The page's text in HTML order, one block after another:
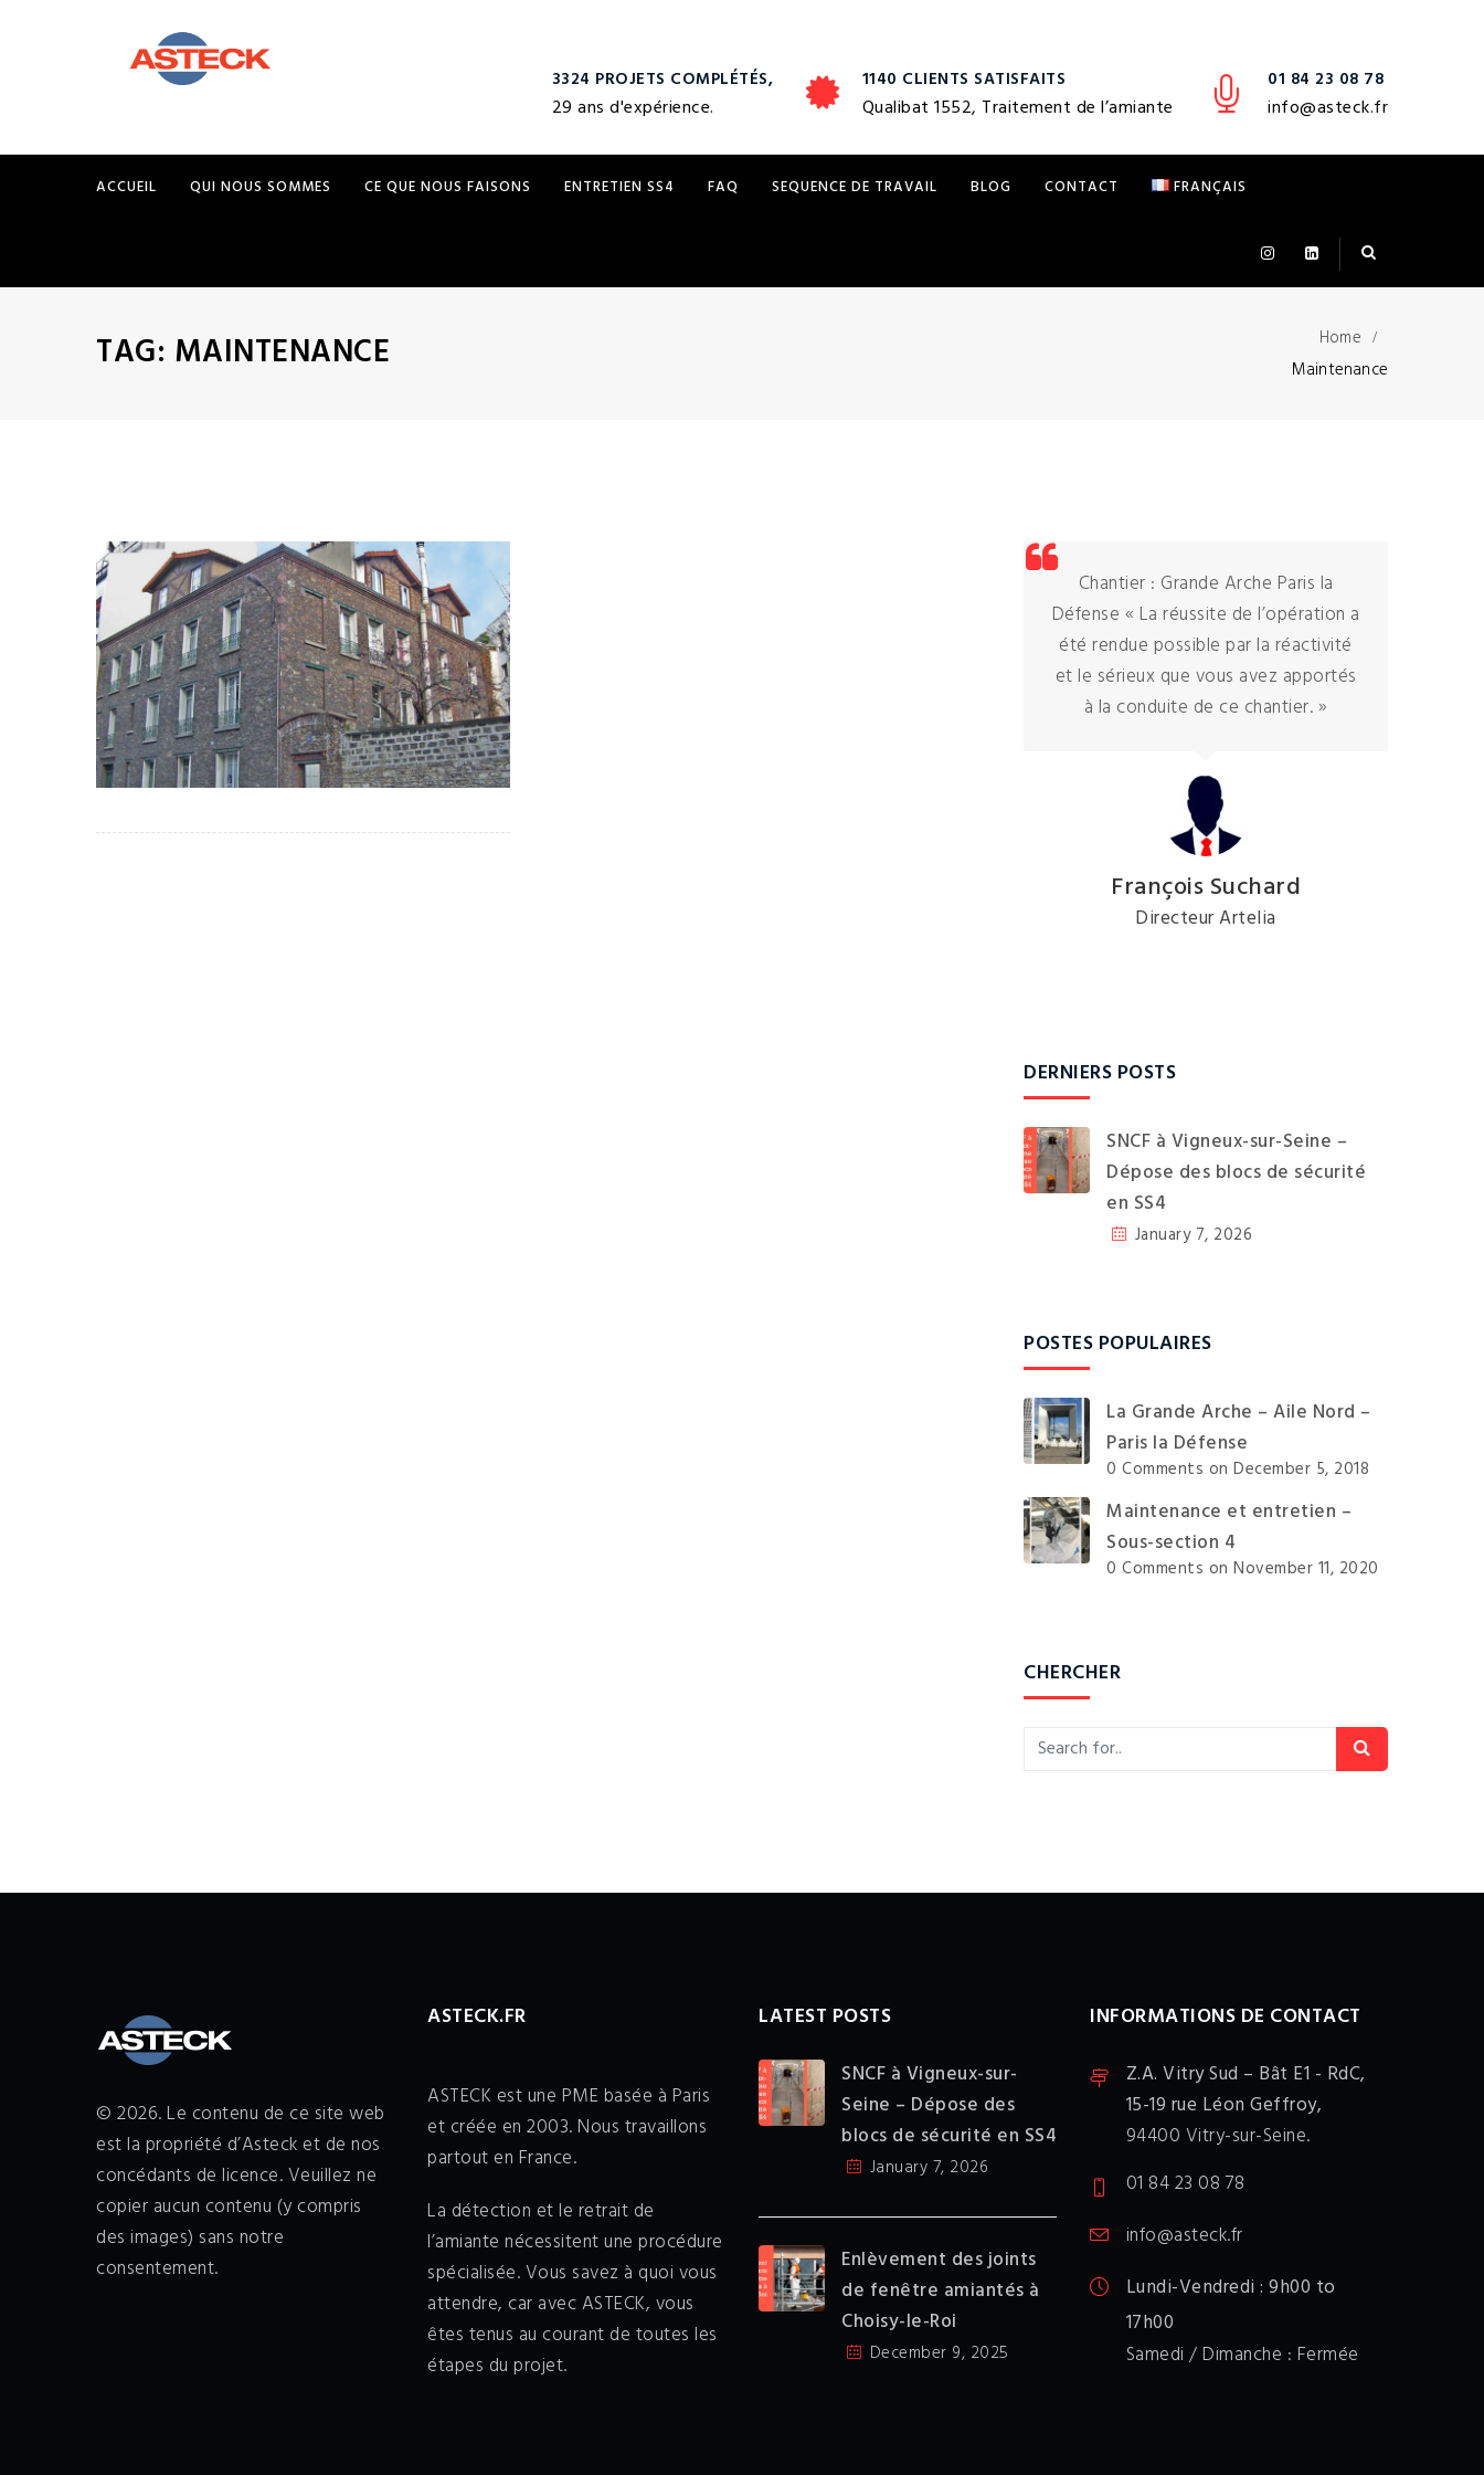
3324 PROJETS COMPLÉTÉS,
29 ans d'expérience.
1140 CLIENTS SATISFAITS
Qualibat 1552, Traitement de l’amiante
01 84 23 08 78
info@asteck.fr
ACCUEIL QUI NOUS SOMMES CE QUE NOUS FAISONS ENTRETIEN SS4 FAQ SEQUENCE DE TRAVAIL BLOG CONTACT FRANÇAIS
TAG: MAINTENANCE
Home
Maintenance
Hugo et son équipe étaient polis et
courtois. Les délais ont été
respectés. Rien à redire sur la
propreté, c’était impeccable chaque
soir quand je rentrai du travail. Du
professionnalisme, je recommande
vivement !!
Chantier : Grande Arche Paris la
Défense « La réussite de l’opération a
été rendue possible par la réactivité
et le sérieux que vous avez apportés
à la conduite de ce chantier. »
François Suchard
Directeur Artelia
DERNIERS POSTS
SNCF à Vigneux-sur-Seine –
Dépose des blocs de sécurité
en SS4
January 7, 2026
POSTES POPULAIRES
La Grande Arche – Aile Nord –
Paris la Défense
0 Comments on December 5, 2018
Maintenance et entretien –
Sous-section 4
0 Comments on November 11, 2020
CHERCHER
© 2026. Le contenu de ce site web
est la propriété d’Asteck et de nos
concédants de licence. Veuillez ne
copier aucun contenu (y compris
des images) sans notre
consentement.
ASTECK.FR
ASTECK est une PME basée à Paris
et créée en 2003. Nous travaillons
partout en France.
La détection et le retrait de
l’amiante nécessitent une procédure
spécialisée. Vous savez à quoi vous
attendre, car avec ASTECK, vous
êtes tenus au courant de toutes les
étapes du projet.
LATEST POSTS
SNCF à Vigneux-sur-
Seine – Dépose des
blocs de sécurité en SS4
January 7, 2026
Enlèvement des joints
de fenêtre amiantés à
Choisy-le-Roi
December 9, 2025
INFORMATIONS DE CONTACT
Z.A. Vitry Sud – Bât E1 - RdC,
15-19 rue Léon Geffroy,
94400 Vitry-sur-Seine.
01 84 23 08 78
info@asteck.fr
Lundi-Vendredi : 9h00 to
17h00
Samedi / Dimanche : Fermée